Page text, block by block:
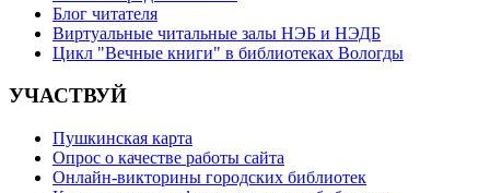
Блог читателя
Виртуальные читальные залы НЭБ и НЭДБ
Цикл "Вечные книги" в библиотеках Вологды
УЧАСТВУЙ
Пушкинская карта
Опрос о качестве работы сайта
Онлайн-викторины городских библиотек